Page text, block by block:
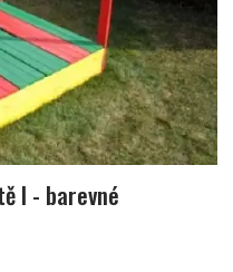
I - barevné